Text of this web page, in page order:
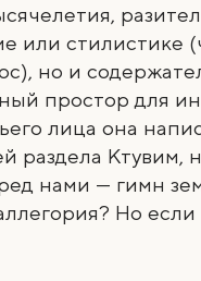
или стилистике
но и
простор для
лица она
раздела Ктувим,
нами — гимн
Но если